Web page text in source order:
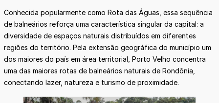
Conhecida popularmente como Rota das Águas, essa sequência
de balneários reforça uma característica singular da capital: a
diversidade de espaços naturais distribuídos em diferentes
regiões do território. Pela extensão geográfica do município um
dos maiores do país em área territorial, Porto Velho concentra
uma das maiores rotas de balneários naturais de Rondônia,
conectando lazer, natureza e turismo de proximidade.